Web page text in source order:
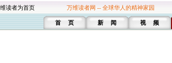
读者为首页 万维读者网 -- 全球华人的精神家园
首 页 新 闻 视 频